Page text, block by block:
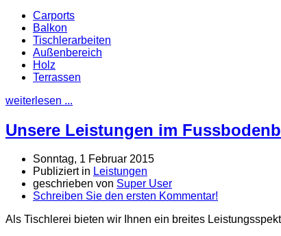
Carports
Balkon
Tischlerarbeiten
Außenbereich
Holz
Terrassen
weiterlesen ...
Unsere Leistungen im
Sonntag, 1 Februar 2015
Publiziert in Leistungen
geschrieben von Super User
Schreiben Sie den ersten Kommentar!
Als Tischlerei bieten wir Ihnen ein breites